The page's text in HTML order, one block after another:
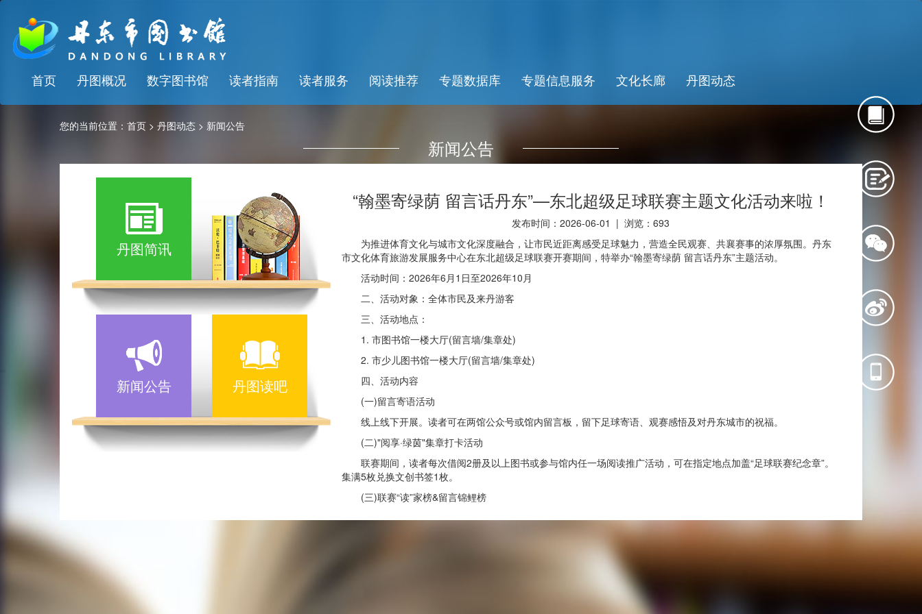
首页 丹图概况 数字图书馆 读者指南 读者服务 阅读推荐 专题数据库 专题信息服务 文化长廊 丹图动态
您的当前位置： 首页 > 丹图动态 > 新闻公告
新闻公告
丹图简讯
新闻公告 丹图读吧
“翰墨寄绿荫 留言话丹东”—东北超级足球联赛主题文化活动来啦！
发布时间：2026-06-01 | 浏览： 693
为推进体育文化与城市文化深度融合，让市民近距离感受足球魅力，营造全民观赛、共襄赛事的浓厚氛围。丹东
市文化体育旅游发展服务中心在东北超级足球联赛开赛期间，特举办“翰墨寄绿荫 留言话丹东”主题活动。
活动时间：2026年6月1日至2026年10月
二、活动对象：全体市民及来丹游客
三、活动地点：
1. 市图书馆一楼大厅(留言墙/集章处)
2. 市少儿图书馆一楼大厅(留言墙/集章处)
四、活动内容
(一)留言寄语活动
线上线下开展。读者可在两馆公众号或馆内留言板，留下足球寄语、观赛感悟及对丹东城市的祝福。
(二)"阅享·绿茵"集章打卡活动
联赛期间，读者每次借阅2册及以上图书或参与馆内任一场阅读推广活动，可在指定地点加盖“足球联赛纪念章”。
集满5枚兑换文创书签1枚。
(三)联赛“读”家榜&留言锦鲤榜
联赛期间通过借阅和线上留言参评：
最佳人气奖：当月线上留言点选量最高者(1名)，赠足球文创礼包。